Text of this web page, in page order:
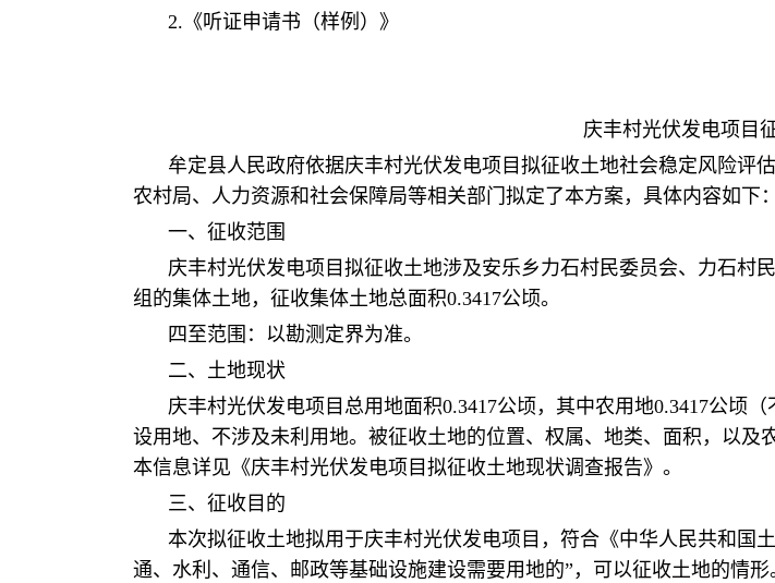
2.《听证申请书（样例）》
庆丰村光伏发电项目
牟定县人民政府依据庆丰村光伏发电项目拟征收土地社会稳定风险评
农村局、人力资源和社会保障局等相关部门拟定了本方案，具体内容如下：
一、征收范围
庆丰村光伏发电项目拟征收土地涉及安乐乡力石村民委员会、力石村
组的集体土地，征收集体土地总面积0.3417公顷。
四至范围：以勘测定界为准。
二、土地现状
庆丰村光伏发电项目总用地面积0.3417公顷，其中农用地0.3417公顷
设用地、不涉及未利用地。被征收土地的位置、权属、地类、面积，以
本信息详见《庆丰村光伏发电项目拟征收土地现状调查报告》。
三、征收目的
本次拟征收土地拟用于庆丰村光伏发电项目，符合《中华人民共和国
通、水利、通信、邮政等基础设施建设需要用地的”，可以征收土地的情形